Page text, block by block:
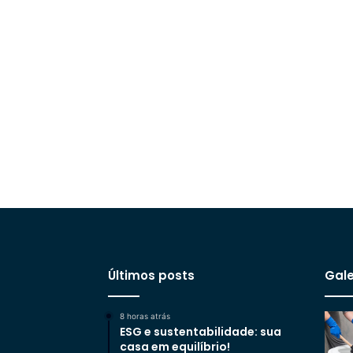
Últimos posts
8 horas atrás
ESG e sustentabilidade: sua
casa em equilíbrio!